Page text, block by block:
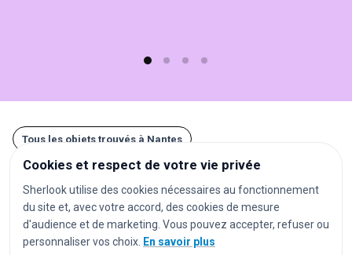
Tous les objets trouvés à Nantes
Autres recherches à Nantes
gares aéroports stations de métro
stations de tramway arrêts de bus
Cookies et respect de votre vie privée
Sherlook utilise des cookies nécessaires au fonctionnement
du site et, avec votre accord, des cookies de mesure
d'audience et de marketing. Vous pouvez accepter, refuser ou
personnaliser vos choix. En savoir plus